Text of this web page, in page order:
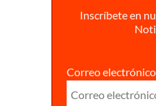
Inscríbete en
Correo electrónico